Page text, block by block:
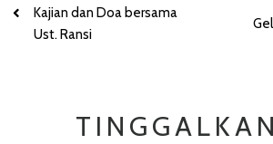
Kajian dan Doa bersama
Ust. Ransi
TINGGALKAN